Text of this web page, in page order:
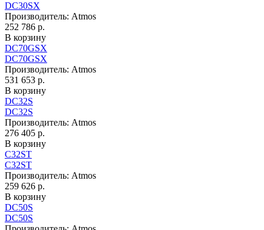
DC30SX
Производитель: Atmos
252 786 р.
В корзину
DC70GSX
DC70GSX
Производитель: Atmos
531 653 р.
В корзину
DC32S
DC32S
Производитель: Atmos
276 405 р.
В корзину
C32ST
C32ST
Производитель: Atmos
259 626 р.
В корзину
DC50S
DC50S